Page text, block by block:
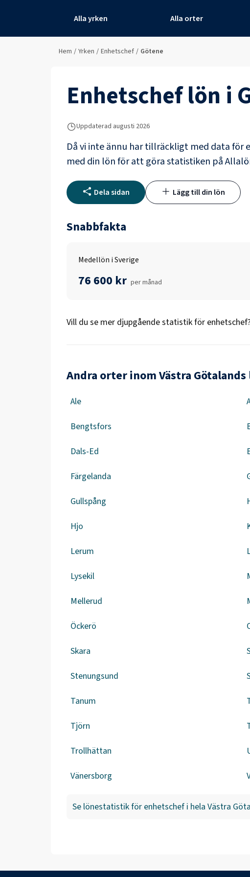
Alla yrken Alla orter
Hem / Yrken / Enhetschef / Götene
Enhetscheflön i
Uppdaterad augusti 2026
Då vi inte ännu har tillräckligt med data för
med din lön för att göra statistiken på
Dela sidan Lägg till din lön
Snabbfakta
Medellön i Sverige
76 600 kr per månad
Vill du se mer djupgående statistik för enhetschef
Andra orter inom Västra Götalands
Ale
Bengtsfors
Dals-Ed
Färgelanda
Gullspång
Hjo
Lerum
Lysekil
Mellerud
Öckerö
Skara
Stenungsund
Tanum
Tjörn
Trollhättan
Vänersborg
Se lönestatistik för enhetschef i hela Västra